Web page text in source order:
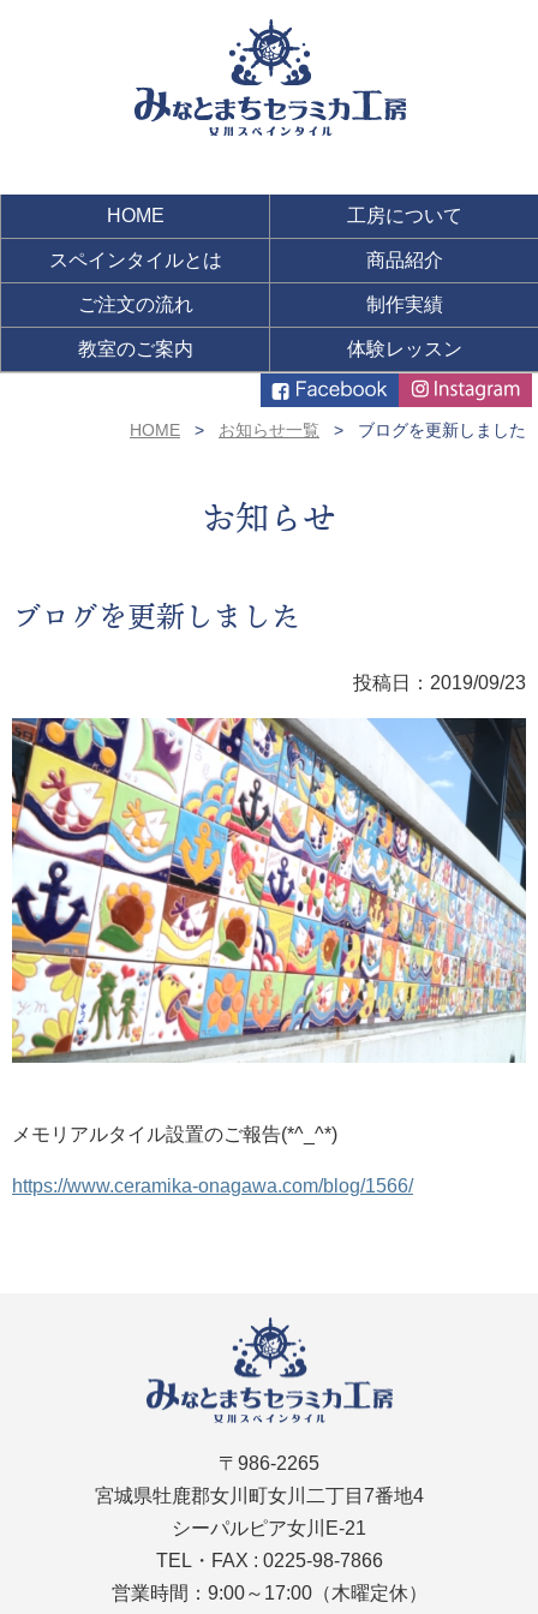
HOME 工房について
スペインタイルとは 商品紹介
ご注文の流れ 制作実績
教室のご案内 体験レッスン
HOME お知らせ一覧 ブログを更新しました
お知らせ
ブログを更新しました
投稿日：2019/09/23
メモリアルタイル設置のご報告(*^_^*)
https://www.ceramika-onagawa.com/blog/1566/
〒986-2265
宮城県牡鹿郡女川町女川二丁目7番地4
シーパルピア女川E-21
TEL・FAX : 0225-98-7866
営業時間：9:00～17:00（木曜定休）